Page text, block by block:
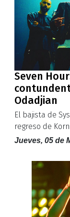
Seven
Odadjian
El bajista de
regreso de
Jueves, 05 de